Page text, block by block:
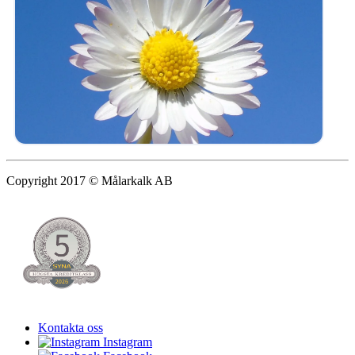
Copyright 2017 © Målarkalk AB
Kontakta oss
Instagram